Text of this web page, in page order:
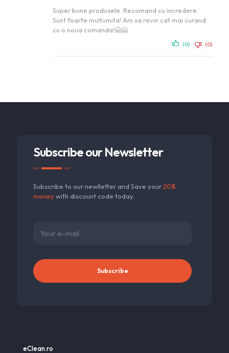
Super bune produsele. Recomand cu incredere.
Sunt foarte multumita! Am sa revin cat mai curand
cu o noua comanda!🤗🤗
(0) (0)
Subscribe our Newsletter
Subscribe to our newlletter and Save your20%
moneywith discount code today.
eClean.ro